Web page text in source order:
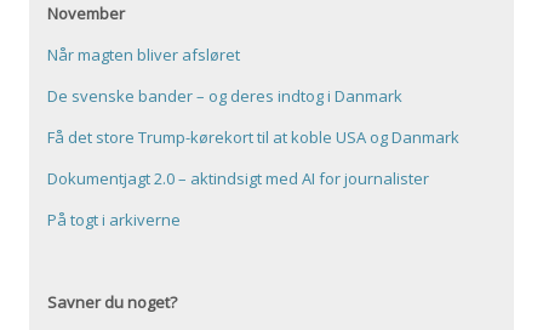
November
Når magten bliver afsløret
De svenske bander – og deres indtog i Danmark
Få det store Trump-kørekort til at koble USA og Danmark
Dokumentjagt 2.0 – aktindsigt med AI for journalister
På togt i arkiverne
Savner du noget?